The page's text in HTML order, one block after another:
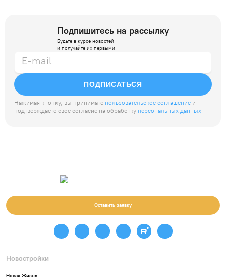
Подпишитесь на рассылку
Будьте в курсе новостей
и получайте их первыми!
ПОДПИСАТЬСЯ
Нажимая кнопку, вы принимате пользовательское соглашение и
подтверждаете свое согласие на обработку персональных данных
Новостройки
Новая Жизнь
Оставить заявку